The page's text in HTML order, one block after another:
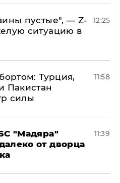
пустые", — Z-
ситуацию в
12:25
Турция,
Пакистан
силы
11:58
"Мадяра"
от дворца
11:39